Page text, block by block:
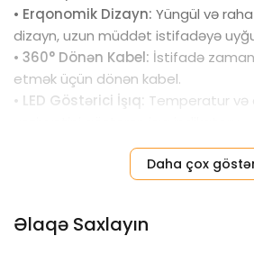
• Erqonomik Dizayn: Yüngül və
dizayn, uzun müddət istifadəyə
• 360° Dönən Kabel: İstifadə
etmək üçün dönən kabel.
• LED Göstərici İşıq: Temperatur və
Yüngül və Kompakt Ölçü:Həm
səyahətdə rahatlıqla istifadə edilə
kömək edir.
Daha çox
Əlaqə Saxlayın